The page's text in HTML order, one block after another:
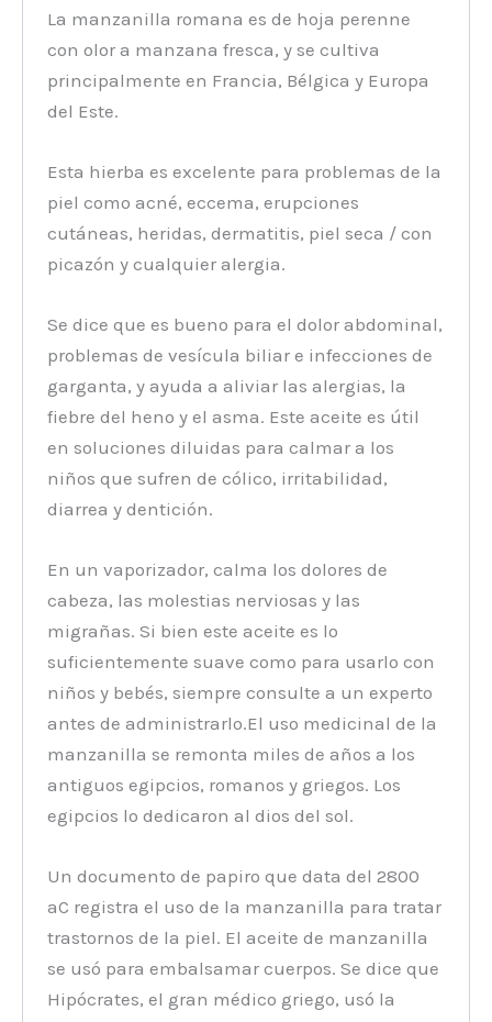
La manzanilla romana es de hoja perenne
con olor a manzana fresca, y se cultiva
principalmente en Francia, Bélgica y Europa
del Este.
Esta hierba es excelente para problemas de la
piel como acné, eccema, erupciones
cutáneas, heridas, dermatitis, piel seca / con
picazón y cualquier alergia.
Se dice que es bueno para el dolor abdominal,
problemas de vesícula biliar e infecciones de
garganta, y ayuda a aliviar las alergias, la
fiebre del heno y el asma. Este aceite es útil
en soluciones diluidas para calmar a los
niños que sufren de cólico, irritabilidad,
diarrea y dentición.
En un vaporizador, calma los dolores de
cabeza, las molestias nerviosas y las
migrañas. Si bien este aceite es lo
suficientemente suave como para usarlo con
niños y bebés, siempre consulte a un experto
antes de administrarlo.El uso medicinal de la
manzanilla se remonta miles de años a los
antiguos egipcios, romanos y griegos. Los
egipcios lo dedicaron al dios del sol.
Un documento de papiro que data del 2800
aC registra el uso de la manzanilla para tratar
trastornos de la piel. El aceite de manzanilla
se usó para embalsamar cuerpos. Se dice que
Hipócrates, el gran médico griego, usó la